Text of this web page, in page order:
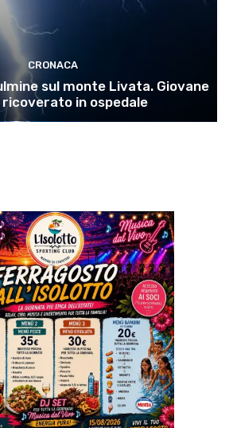
CRONACA
sul monte Livata. Giovane
in ospedale